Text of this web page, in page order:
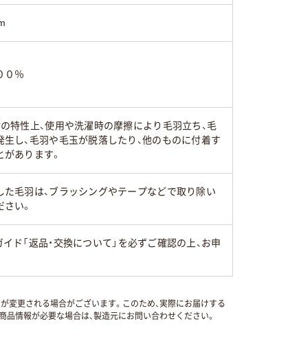
０％
特性上、使用や洗濯時の摩擦により毛羽立ち、毛
生し、毛羽や毛玉が脱落したり、他のものに付着す
があります。
た毛羽は、ブラッシングやテープなどで取り除い
い。
「返品・交換について」を必ずご確認の上、お申
変更される場合がございます。このため、実際にお届けする
情報が必要な場合は、製造元にお問い合わせください。